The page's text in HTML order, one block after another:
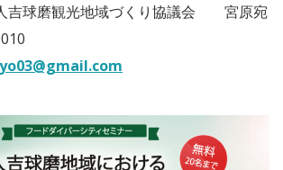
吉球磨観光地域づくり協議会 宮原宛